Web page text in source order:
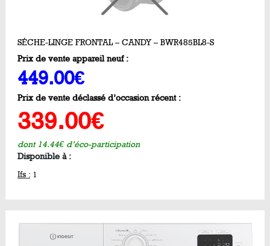
SÉCHE-LINGE FRONTAL – CANDY – BWR485BL8-S
Prix de vente appareil neuf :
449.00€
Prix de vente déclassé d’occasion récent :
339.00€
dont 14.44€ d’éco-participation
Disponible à :
Ifs : 1